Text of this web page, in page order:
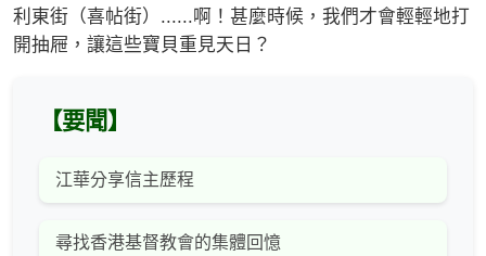
利東街（喜帖街）......啊！甚麼時候，我們才會輕輕地打
開抽屜，讓這些寶貝重見天日？
【要聞】
江華分享信主歷程
尋找香港基督教會的集體回憶